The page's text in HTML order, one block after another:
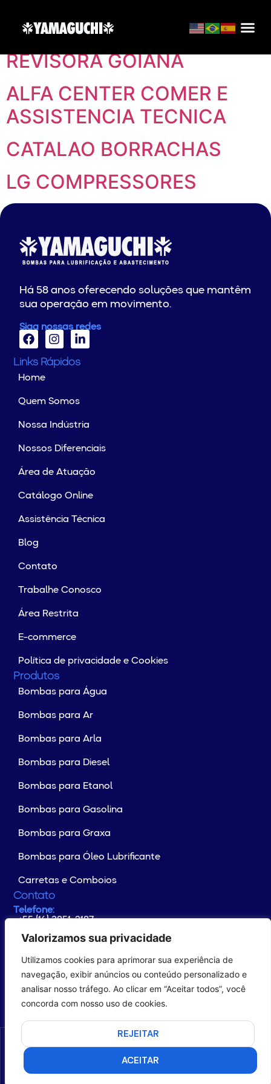
Valorizamos sua privacidade
Utilizamos cookies para aprimorar sua experiência de
navegação, exibir anúncios ou conteúdo personalizado e
analisar nosso tráfego. Ao clicar em “Aceitar todos”, você
concorda com nosso uso de cookies.
REJEITAR
ACEITAR
Localização: Goiás
REVISORA GOIANA
ALFA CENTER COMER E
ASSISTENCIA TECNICA
CATALAO BORRACHAS
LG COMPRESSORES
Há 58 anos oferecendo soluções que mantêm
sua operação em movimento.
Siga nossas redes
Links Rápidos
Home
Quem Somos
Nossa Indústria
Nossos Diferenciais
Área de Atuação
Catálogo Online
Assistência Técnica
Blog
Contato
Trabalhe Conosco
Área Restrita
E-commerce
Política de privacidade e Cookies
Produtos
Bombas para Água
Bombas para Ar
Bombas para Arla
Bombas para Diesel
Bombas para Etanol
Bombas para Gasolina
Bombas para Graxa
Bombas para Óleo Lubrificante
Carretas e Comboios
Contato
Telefone:
+55 (16) 3851-2187
Whatsapp:
+55 (16) 99176-4133
Endereço:
Rodovia Altino Arantes Km 102
CEP: 14.649-899 - Distrito Industrial
Morro Agudo/SP – Brasil
© Copyright 2026 YAMAGUCHI. All rights reserved.